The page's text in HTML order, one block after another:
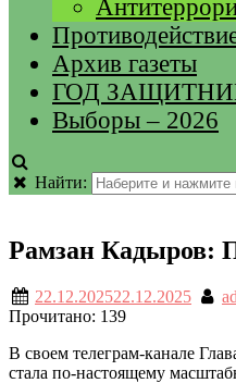
Архив газеты
ГОД
Выборы – 2026
Найти:
Рамзан Кадыров:
22.12.202522.12.2025
Прочитано: 139
В своем телеграм-канале
стала по-настоящему